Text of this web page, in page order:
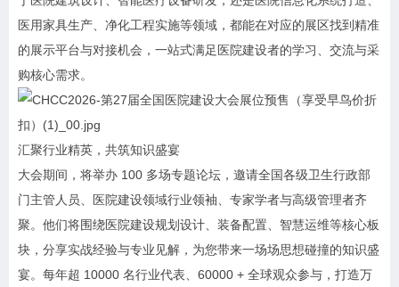
医用家具生产、净化工程实施等领域，都能在对应的展区找到精准
的展示平台与对接机会，一站式满足医院建设者的学习、交流与采
购核心需求。
汇聚行业精英，共筑知识盛宴
大会期间，将举办 100 多场专题论坛，邀请全国各级卫生行政部
门主管人员、医院建设领域行业领袖、专家学者与高级管理者齐
聚。他们将围绕医院建设规划设计、装备配置、智慧运维等核心板
块，分享实战经验与专业见解，为您带来一场场思想碰撞的知识盛
宴。每年超 10000 名行业代表、60000 + 全球观众参与，打造万